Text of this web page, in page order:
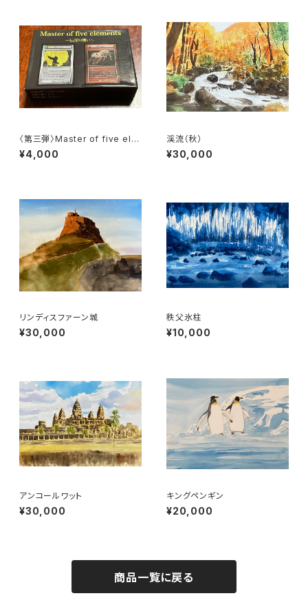
〈第三弾〉Master of five ele
ments〈1セット86枚:2人分〉
¥4,000
渓流（秋）
¥30,000
リンディスファーン城
¥30,000
秩父氷柱
¥10,000
アンコールワット
¥30,000
キングペンギン
¥20,000
商品一覧に戻る